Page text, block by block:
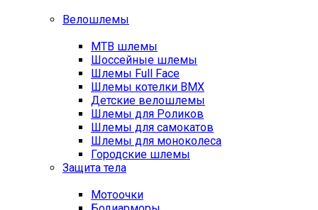
Велошлемы
MTB шлемы
Шоссейные шлемы
Шлемы Full Face
Шлемы котелки BMX
Детские велошлемы
Шлемы для Роликов
Шлемы для самокатов
Шлемы для моноколеса
Городские шлемы
Защита тела
Мотоочки